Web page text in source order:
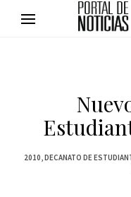
2010 DECANATO DE